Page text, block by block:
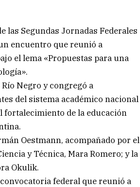
las Segundas Jornadas Federales
encuentro que reunió a
el lema «Propuestas para una
Negro y congregó a
del sistema académico nacional
de la educación
Oestmann, acompañado por el
y Técnica, Mara Romero; y la
Okulik.
federal que reunió a